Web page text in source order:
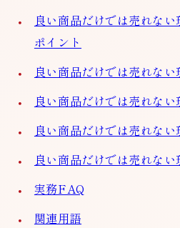
良い商品だけでは売れな
ポイント
良い商品だけでは売れな
良い商品だけでは売れな
良い商品だけでは売れな
良い商品だけでは売れな
実務FAQ
関連用語